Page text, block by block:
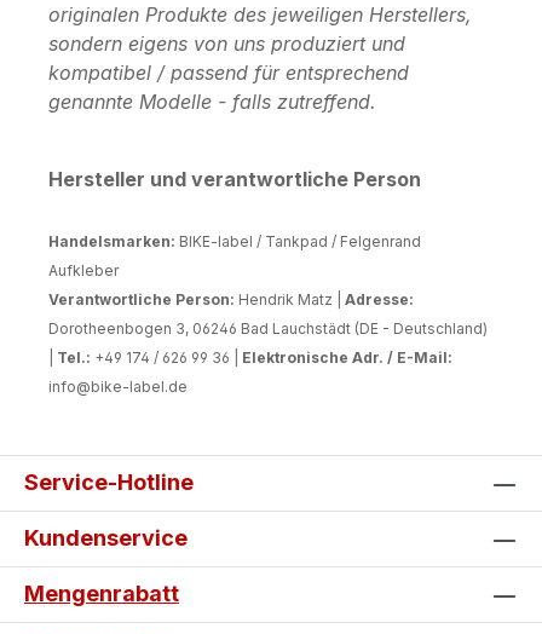
originalen Produkte des jeweiligen Herstellers,
sondern eigens von uns produziert und
kompatibel / passend für entsprechend
genannte Modelle - falls zutreffend.
Hersteller und verantwortliche Person
Handelsmarken: BIKE-label / Tankpad / Felgenrand
Aufkleber
Verantwortliche Person: Hendrik Matz | Adresse:
Dorotheenbogen 3, 06246 Bad Lauchstädt (DE - Deutschland)
Tel.: +49 174 / 626 99 36 | Elektronische Adr. / E-Mail:
info@bike-label.de
Service-Hotline
Kundenservice
Mengenrabatt